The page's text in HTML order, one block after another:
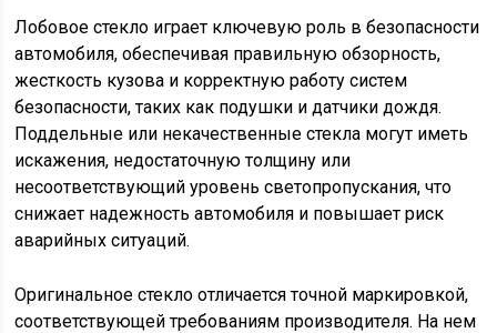
Лобовое стекло играет ключевую роль в безопасности
автомобиля, обеспечивая правильную обзорность,
жесткость кузова и корректную работу систем
безопасности, таких как подушки и датчики дождя.
Поддельные или некачественные стекла могут иметь
искажения, недостаточную толщину или
несоответствующий уровень светопропускания, что
снижает надежность автомобиля и повышает риск
аварийных ситуаций.
Оригинальное стекло отличается точной маркировкой,
соответствующей требованиям производителя. На нем